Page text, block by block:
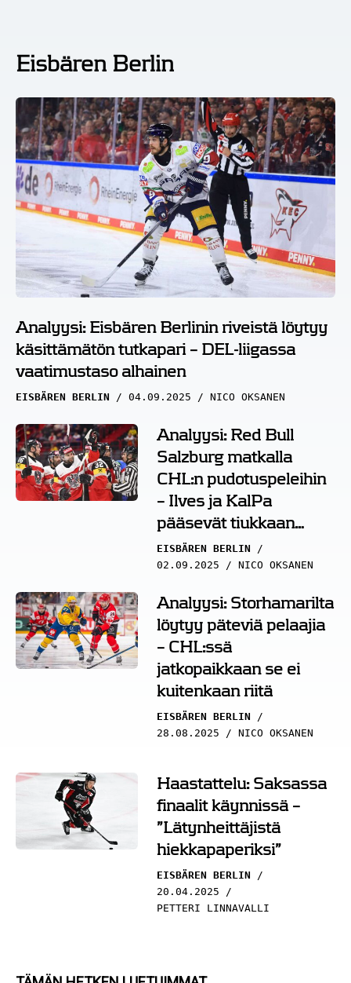
Eisbären Berlin
Analyysi: Eisbären Berlinin riveistä löytyy
käsittämätön tutkapari – DEL-liigassa
vaatimustaso alhainen
EISBÄREN BERLIN 04.09.2025 NICO OKSANEN
Analyysi: Red Bull
Salzburg matkalla
CHL:n pudotuspeleihin
– Ilves ja KalPa
pääsevät tiukkaan
testiin
EISBÄREN BERLIN
02.09.2025
NICO OKSANEN
Analyysi: Storhamarilta
löytyy päteviä pelaajia
– CHL:ssä
jatkopaikkaan se ei
kuitenkaan riitä
EISBÄREN BERLIN
28.08.2025
NICO OKSANEN
Haastattelu: Saksassa
finaalit käynnissä –
”Lätynheittäjistä
hiekkapaperiksi”
EISBÄREN BERLIN
20.04.2025
PETTERI LINNAVALLI